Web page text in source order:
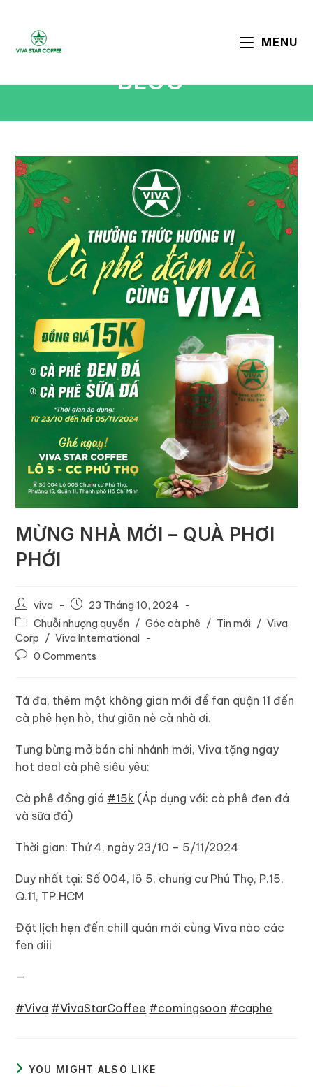
MENU
BLOG
MỪNG NHÀ MỚI – QUÀ PHƠI
PHỚI
viva
23 Tháng 10, 2024
Chuỗi nhượng quyền / Góc cà phê / Tin mới / Viva
Corp / Viva International
0 Comments
Tá đa, thêm một không gian mới để fan quận 11 đến
cà phê hẹn hò, thư giãn nè cà nhà ơi.
Tưng bừng mở bán chi nhánh mới, Viva tặng ngay
hot deal cà phê siêu yêu:
Cà phê đồng giá #15k (Áp dụng với: cà phê đen đá
và sữa đá)
Thời gian: Thứ 4, ngày 23/10 – 5/11/2024
Duy nhất tại: Số 004, lô 5, chung cư Phú Thọ, P.15,
Q.11, TP.HCM
Đặt lịch hẹn đến chill quán mới cùng Viva nào các
fen ơiii
—
#Viva #VivaStarCoffee #comingsoon #caphe
YOU MIGHT ALSO LIKE